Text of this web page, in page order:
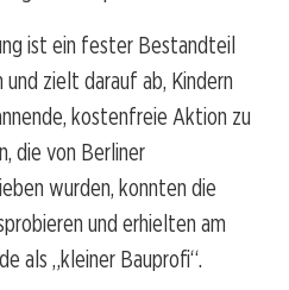
ist ein fester Bestandteil
zielt darauf ab, Kindern
kostenfreie Aktion zu
die von Berliner
wurden, konnten die
und erhielten am
als „kleiner Bauprofi“.